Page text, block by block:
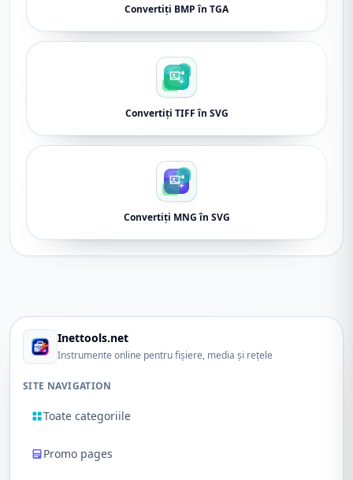
Convertiți BMP în TGA
Convertiți TIFF în SVG
Convertiți MNG în SVG
Inettools.net
Instrumente online pentru fișiere, media și rețele
SITE NAVIGATION
Toate categoriile
Promo pages